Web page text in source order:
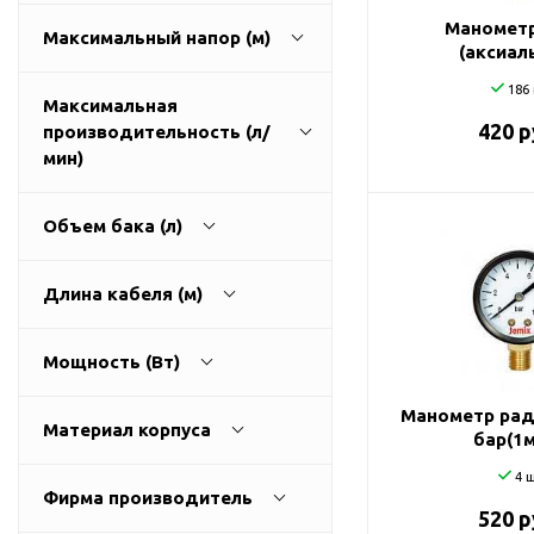
давления
насосы фланцевые
Циркуляционные
насосы (сухой ротор)
давления
насосы для ГВС
Насосы для фонтана и
Фонтанные насосы
Максимальный напор (м)
5
Максимальная
производительность (л/
мин)
Объем бака (л)
Длина кабеля (м)
Мощность (Вт)
Материал корпуса
Фирма производитель
186
420
Манометр
4
520